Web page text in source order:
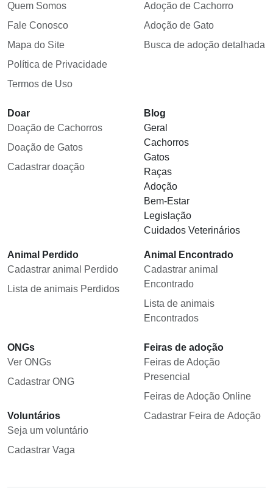
Quem Somos
Fale Conosco
Mapa do Site
Política de Privacidade
Termos de Uso
Adoção de Cachorro
Adoção de Gato
Busca de adoção detalhada
Doar
Doação de Cachorros
Doação de Gatos
Cadastrar doação
Blog
Geral
Cachorros
Gatos
Raças
Adoção
Bem-Estar
Legislação
Cuidados Veterinários
Animal Perdido
Cadastrar animal Perdido
Lista de animais Perdidos
Animal Encontrado
Cadastrar animal
Encontrado
Lista de animais
Encontrados
ONGs
Ver ONGs
Cadastrar ONG
Voluntários
Seja um voluntário
Cadastrar Vaga
Feiras de adoção
Feiras de Adoção
Presencial
Feiras de Adoção Online
Cadastrar Feira de Adoção